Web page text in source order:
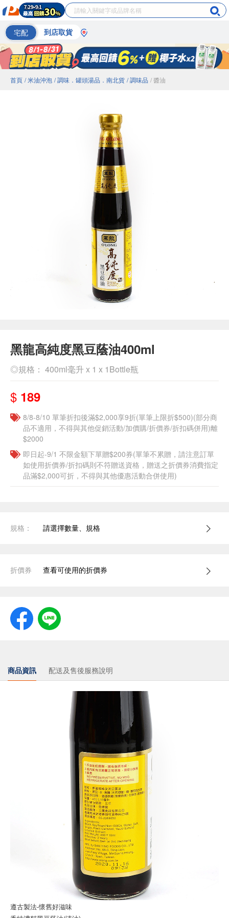
宅配 到店取貨
首頁 / 米油沖泡 / 調味．罐頭湯品．南北貨 / 調味品 / 醬油
黑龍高純度黑豆蔭油400ml
◎規格： 400ml毫升 x 1 x 1Bottle瓶
$ 189
8/8-8/10 單筆折扣後滿$2,000享9折(單筆上限折$500)(部分商
品不適用，不得與其他促銷活動/加價購/折價券/折扣碼併用)離
$2000
即日起-9/1 不限金額下單贈$200券(單筆不累贈，請注意訂單
如使用折價券/折扣碼則不符贈送資格，贈送之折價券消費指定
品滿$2,000可折，不得與其他優惠活動合併使用)
規格： 請選擇數量、規格
折價券 查看可使用的折價券
商品資訊 配送及售後服務說明
遵古製法-懷舊好滋味